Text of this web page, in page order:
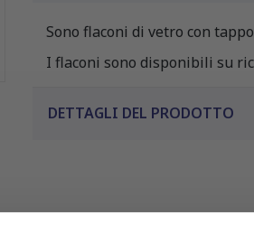
Sono flaconi di vetro con
I flaconi sono disponibili su
DETTAGLI DEL PRODOTTO